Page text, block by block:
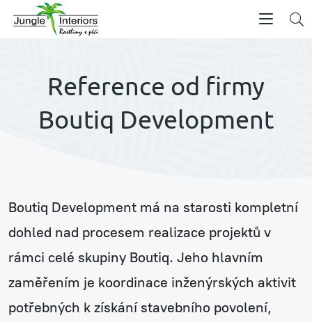
Reference od firmy
Boutiq Development
Boutiq Development má na starosti kompletní
dohled nad procesem realizace projektů v
rámci celé skupiny Boutiq. Jeho hlavním
zaměřením je koordinace inženýrských aktivit
potřebných k získání stavebního povolení,